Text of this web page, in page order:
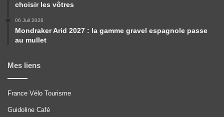
choisir les vôtres
06 Juil 2026
Mondraker Arid 2027 : la gamme gravel espagnole passe
au mullet
Mes liens
France Vélo Tourisme
Guidoline Café